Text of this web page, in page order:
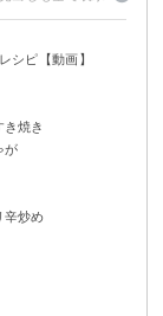
シピ【動画】
焼き
が
辛炒め